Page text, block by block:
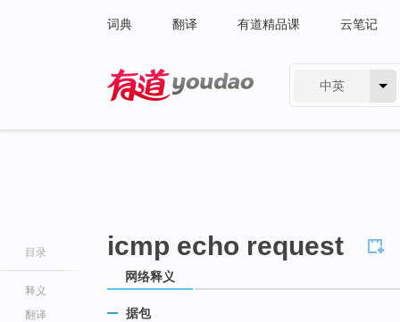
词典 翻译 有道精品课 云笔记
中英
目录
释义
翻译
icmp echo request
网络释义
据包